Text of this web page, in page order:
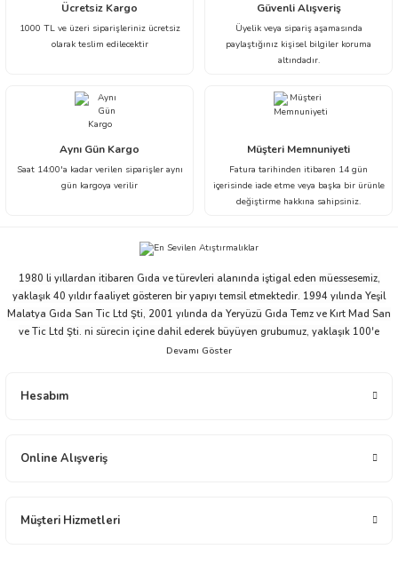
Ücretsiz Kargo
1000 TL ve üzeri siparişleriniz ücretsiz
olarak teslim edilecektir
Güvenli Alışveriş
Üyelik veya sipariş aşamasında
paylaştığınız kişisel bilgiler koruma
altındadır.
Aynı Gün Kargo
Saat 14:00'a kadar verilen siparişler aynı
gün kargoya verilir
Müşteri Memnuniyeti
Fatura tarihinden itibaren 14 gün
içerisinde iade etme veya başka bir ürünle
değiştirme hakkına sahipsiniz.
1980 li yıllardan itibaren Gıda ve türevleri alanında iştigal eden müessesemiz,
yaklaşık 40 yıldır faaliyet gösteren bir yapıyı temsil etmektedir. 1994 yılında Yeşil
Malatya Gıda San Tic Ltd Şti, 2001 yılında da Yeryüzü Gıda Temz ve Kırt Mad San
ve Tic Ltd Şti. ni sürecin içine dahil ederek büyüyen grubumuz, yaklaşık 100'e
yakın çalışanı ve ticari partnerleriyle beraber bu ivmesini devam ettirme niyeti ve
sektöründe faaliyet göstermektedir. Çikolata, Atıştırmalık, Elektronik, Ev - Yaşam,
anlayışını harmanlayarak, ticaretin zaman ve mekân faydasını yansıtmaya ilelebet
Hesabım
Online Alışveriş
Müşteri Hizmetleri